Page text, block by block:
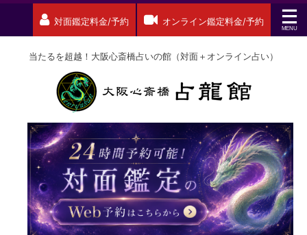
対面鑑定料金/予約 オンライン鑑定料金/予約
当たるを超越！大阪心斎橋占いの館（対面＋オンライン占い）